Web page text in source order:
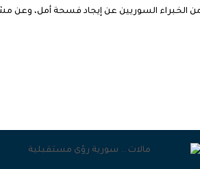
من الخبراء السوريين عن إيجاد فسحة أمل، وعن